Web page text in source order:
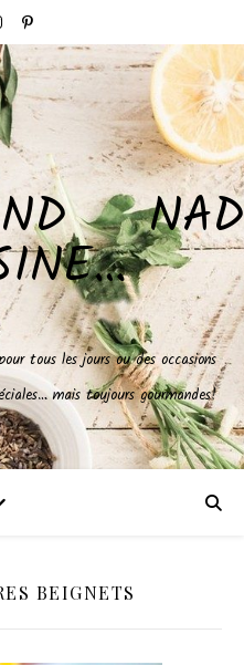
NAD
tous les jours ou des occasions
mais toujours gourmandes!
BEIGNETS